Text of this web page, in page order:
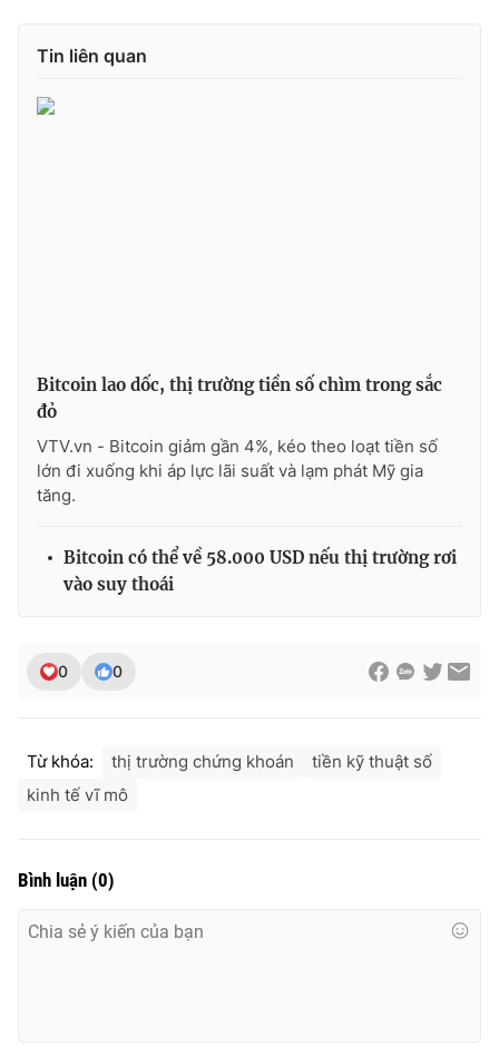
Tin liên quan
Bitcoin lao dốc, thị trường tiền số chìm trong sắc
đỏ
VTV.vn - Bitcoin giảm gần 4%, kéo theo loạt tiền số
lớn đi xuống khi áp lực lãi suất và lạm phát Mỹ gia
tăng.
Bitcoin có thể về 58.000 USD nếu thị trường rơi
vào suy thoái
0 0
Từ khóa: thị trường chứng khoán
tiền kỹ thuật số
kinh tế vĩ mô
Bình luận (0)